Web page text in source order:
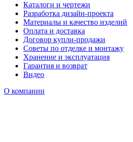
Каталоги и чертежи
Разработка дизайн-проекта
Материалы и качество изделий
Оплата и доставка
Договор купли-продажи
Советы по отделке и монтажу
Хранение и эксплуатация
Гарантия и возврат
Видео
О компании